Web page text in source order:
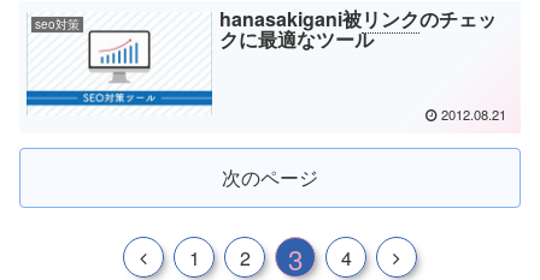
seo対策 hanasakigani被リンクのチェッ
クに最適なツール
2012.08.21
次のページ
1 2 3 4